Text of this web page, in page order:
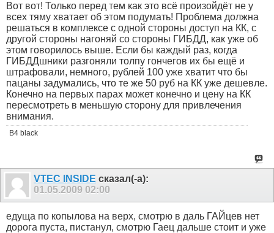
Вот вот! Только перед тем как это всё произойдёт не у
всех тяму хватает об этом подумать! Проблема должна
решаться в комплексе с одной стороны доступ на КК, с
другой стороны нагоняй со стороны ГИБДД, как уже об
этом говорилось выше. Если бы каждый раз, когда
ГИБДДшники разгоняли толпу гончегов их бы ещё и
штрафовали, немного, рублей 100 уже хватит что бы
пацаны задумались, что те же 50 руб на КК уже дешевле.
Конечно на первых парах может конечно и цену на КК
пересмотреть в меньшую сторону для привлечения
внимания.
В4 black
VTEC INSIDE сказал(-а):
01.05.2009 02:00
едуща по копылова на верх, смотрю в даль ГАЙцев нет
дорога пуста, пистанул, смотрю Гаец дальше стоит и уже